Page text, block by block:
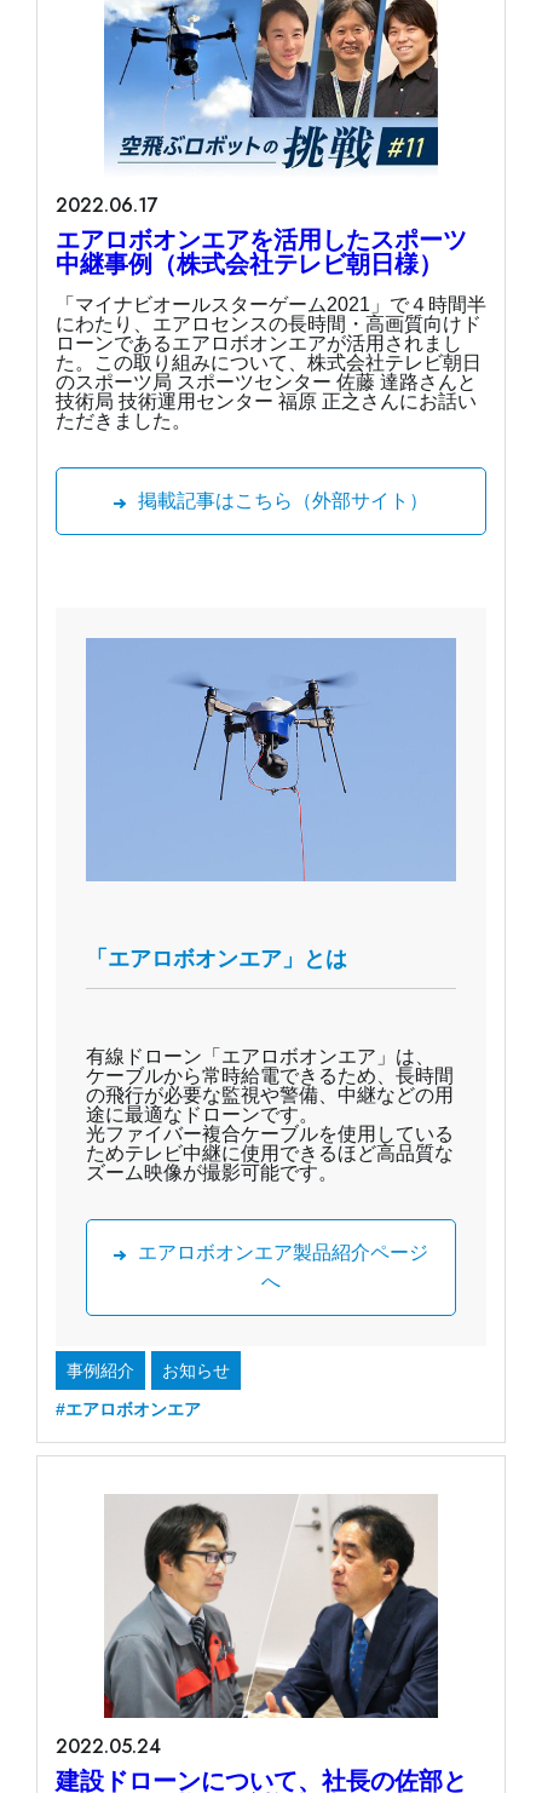
2022.06.17
エアロボオンエアを活用したスポーツ
中継事例（株式会社テレビ朝日様）
「マイナビオールスターゲーム2021」で４時間半
にわたり、エアロセンスの長時間・高画質向けド
ローンであるエアロボオンエアが活用されまし
た。この取り組みについて、株式会社テレビ朝日
のスポーツ局 スポーツセンター 佐藤 達路さんと
技術局 技術運用センター 福原 正之さんにお話い
ただきました。
掲載記事はこちら（外部サイト）
「エアロボオンエア」とは
有線ドローン「エアロボオンエア」は、
ケーブルから常時給電できるため、長時間
の飛行が必要な監視や警備、中継などの用
途に最適なドローンです。
光ファイバー複合ケーブルを使用している
ためテレビ中継に使用できるほど高品質な
ズーム映像が撮影可能です。
エアロボオンエア製品紹介ページ
へ
事例紹介
お知らせ
#エアロボオンエア
2022.05.24
建設ドローンについて、社長の佐部と